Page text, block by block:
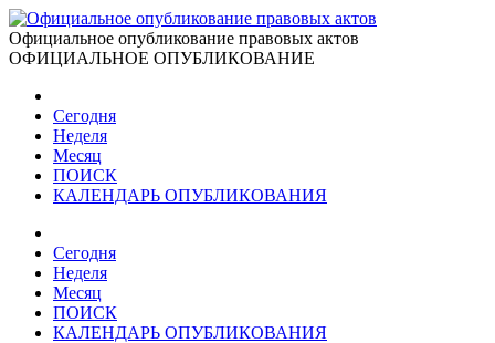
Официальное опубликование правовых актов
ОФИЦИАЛЬНОЕ ОПУБЛИКОВАНИЕ
Сегодня
Неделя
Месяц
ПОИСК
КАЛЕНДАРЬ ОПУБЛИКОВАНИЯ
Сегодня
Неделя
Месяц
ПОИСК
КАЛЕНДАРЬ ОПУБЛИКОВАНИЯ